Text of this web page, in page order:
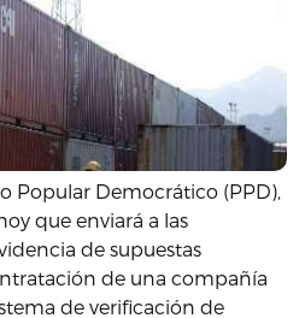
Popular Democrático (PPD),
que enviará a las
de supuestas
de una compañía
de verificación de